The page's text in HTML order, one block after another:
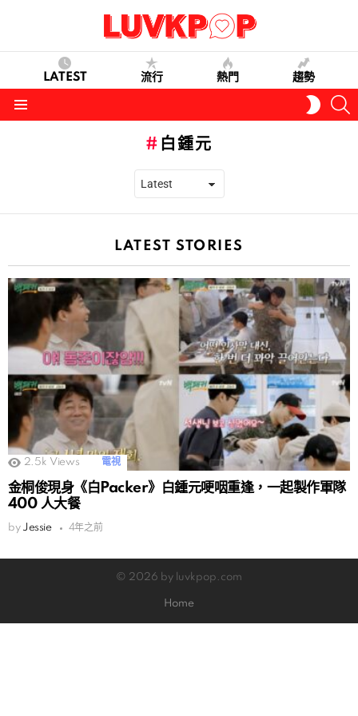
LATEST 流行 熱門 趨勢
SKIN
白鍾元
LATEST STORIES
2.5k Views 電視
金桐俊現身《白Packer》白鍾元哽咽重逢，一起製作軍隊
400 人大餐
by Jessie 4年之前
© 2026 by luvkpop.com
Home